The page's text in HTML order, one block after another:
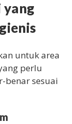
untuk area
perlu
benar sesuai